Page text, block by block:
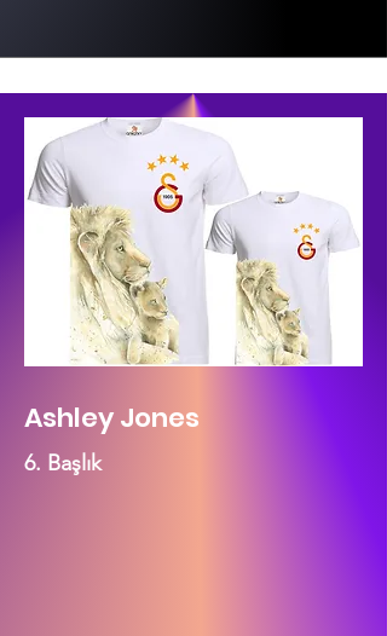
Ashley Jones
6. Başlık